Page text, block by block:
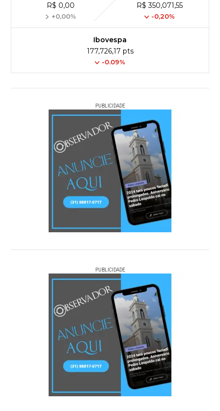
R$ 0,00
+0,00%
R$ 350,071,55
-0,20%
Ibovespa
177,726,17 pts
-0.09%
PUBLICIDADE
PUBLICIDADE